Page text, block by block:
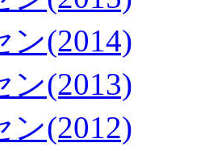
ン(2014)
ン(2013)
ン(2012)